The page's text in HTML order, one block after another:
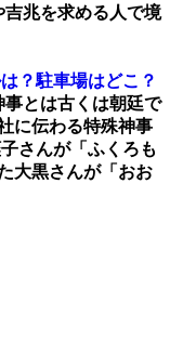
吉兆を求める人で境
？駐車場はどこ？
とは古くは朝廷で
に伝わる特殊神事
さんが「ふくろも
大黒さんが「おお